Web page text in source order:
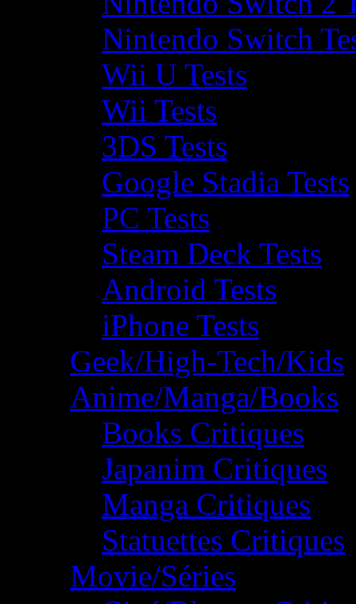
Nintendo Switch
Wii U Tests
Wii Tests
3DS Tests
Google Stadia Tests
PC Tests
Steam Deck Tests
Android Tests
iPhone Tests
Geek/High-Tech/Kids
Anime/Manga/Books
Books Critiques
Japanim Critiques
Manga Critiques
Statuettes Critiques
Movie/Séries